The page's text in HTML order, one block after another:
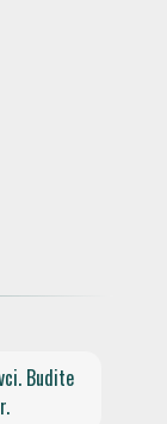
Budite